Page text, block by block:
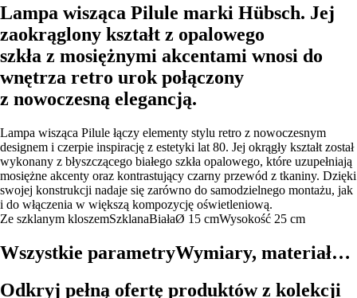
Lampa wisząca Pilule marki Hübsch. Jej
zaokrąglony kształt z opalowego
szkła z mosiężnymi akcentami wnosi do
wnętrza retro urok połączony
z nowoczesną elegancją.
Lampa wisząca Pilule łączy elementy stylu retro z nowoczesnym
designem i czerpie inspirację z estetyki lat 80. Jej okrągły kształt został
wykonany z błyszczącego białego szkła opalowego, które uzupełniają
mosiężne akcenty oraz kontrastujący czarny przewód z tkaniny. Dzięki
swojej konstrukcji nadaje się zarówno do samodzielnego montażu, jak
i do włączenia w większą kompozycję oświetleniową.
Ze szklanym kloszemSzklanaBiałaØ 15 cmWysokość 25 cm
Wszystkie parametryWymiary, materiał…
Odkryj pełną ofertę produktów z kolekcji